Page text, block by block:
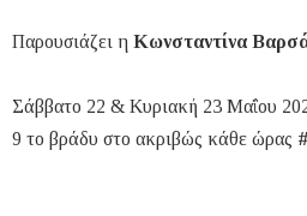
Παρουσιάζει η Κωνσταντίνα
Σάββατο 22 & Κυριακή 23 Μαΐου
9 το βράδυ στο ακριβώς κάθε ώρας